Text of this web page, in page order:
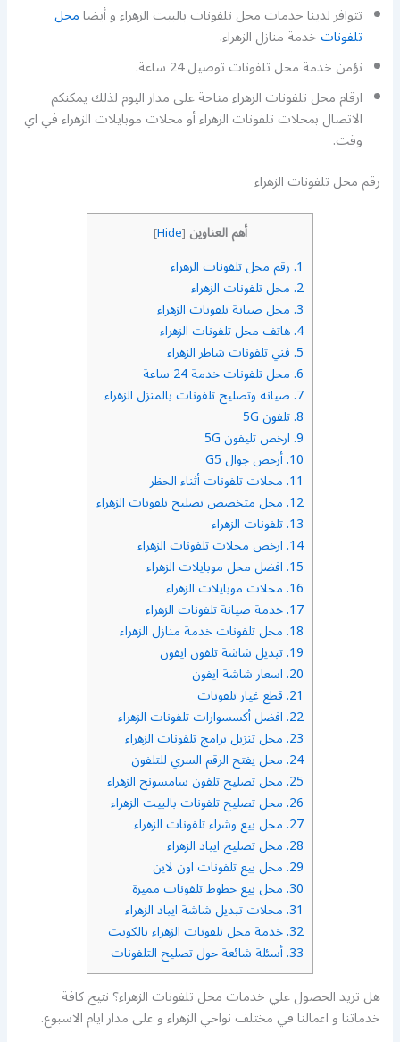
تتوافر لدينا خدمات محل تلفونات بالبيت الزهراء و أيضامحل
تلفوناتخدمة منازل الزهراء.
نؤمن خدمة محل تلفونات توصيل 24 ساعة.
ارقام محل تلفونات الزهراء متاحة على مدار اليوم لذلك يمكنكم
الاتصال بمحلات تلفونات الزهراء أو محلات موبايلات الزهراء في اي
وقت.
رقم محل تلفونات الزهراء
أهم العناوين [
Hide
]
1. رقم محل تلفونات الزهراء
2. محل تلفونات الزهراء
3. محل صيانة تلفونات الزهراء
4. هاتف محل تلفونات الزهراء
5. فني تلفونات شاطر الزهراء
6. محل تلفونات خدمة 24 ساعة
7. صيانة وتصليح تلفونات بالمنزل الزهراء
8. تلفون 5G
9. ارخص تليفون 5G
10. أرخص جوال G5
11. محلات تلفونات أثناء الحظر
12. محل متخصص تصليح تلفونات الزهراء
13. تلفونات الزهراء
14. ارخص محلات تلفونات الزهراء
15. افضل محل موبايلات الزهراء
16. محلات موبايلات الزهراء
17. خدمة صيانة تلفونات الزهراء
18. محل تلفونات خدمة منازل الزهراء
19. تبديل شاشة تلفون ايفون
20. اسعار شاشة ايفون
21. قطع غيار تلفونات
22. افضل أكسسوارات تلفونات الزهراء
23. محل تنزيل برامج تلفونات الزهراء
24. محل يفتح الرقم السري للتلفون
25. محل تصليح تلفون سامسونج الزهراء
26. محل تصليح تلفونات بالبيت الزهراء
27. محل بيع وشراء تلفونات الزهراء
28. محل تصليح ايباد الزهراء
29. محل بيع تلفونات اون لاين
30. محل بيع خطوط تلفونات مميزة
31. محلات تبديل شاشة ايباد الزهراء
32. خدمة محل تلفونات الزهراء بالكويت
33. أسئلة شائعة حول تصليح التلفونات
هل تريد الحصول علي خدمات محل تلفونات الزهراء؟ نتيح كافة
خدماتنا و اعمالنا في مختلف نواحي الزهراء و على مدار ايام الاسبوع.